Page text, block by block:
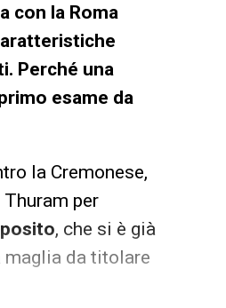
con la Roma
Perché una
esame da
la Cremonese,
per
, che si è già
maglia da titolare